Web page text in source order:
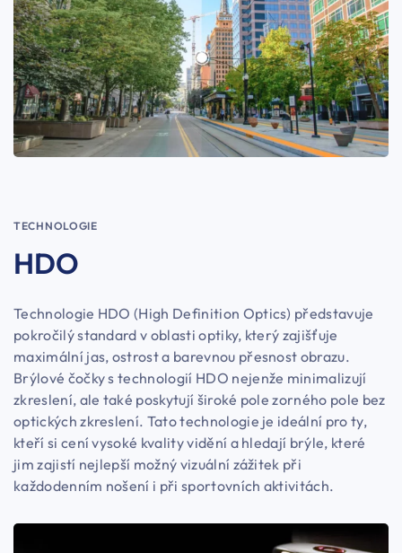
TECHNOLOGIE
HDO
Technologie HDO (High Definition Optics) představuje
pokročilý standard v oblasti optiky, který zajišťuje
maximální jas, ostrost a barevnou přesnost obrazu.
Brýlové čočky s technologií HDO nejenže minimalizují
zkreslení, ale také poskytují široké pole zorného pole bez
optických zkreslení. Tato technologie je ideální pro ty,
kteří si cení vysoké kvality vidění a hledají brýle, které
jim zajistí nejlepší možný vizuální zážitek při
každodenním nošení i při sportovních aktivitách.